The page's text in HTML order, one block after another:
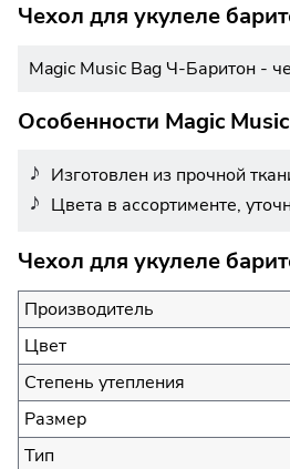
Чехол для укулеле
Magic Music Bag Ч-Баритон -
Особенности Magic
Изготовлен из прочной
Цвета в ассортименте,
Чехол для укулеле
Производитель
Цвет
Степень утепления
Размер
Тип